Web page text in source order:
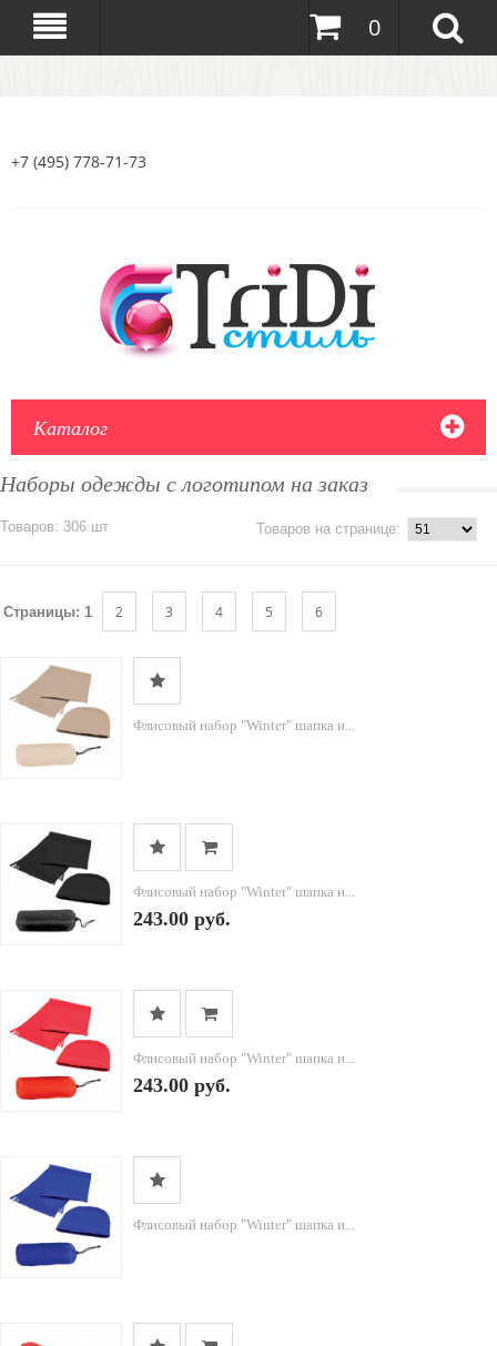
0
+7 (495) 778-71-73
Каталог
Наборы одежды с логотипом на заказ
Товаров: 306 шт Товаров на странице:
Страницы: 1 2 3 4 5 6
Флисовый набор "Winter" шапка и...
Флисовый набор "Winter" шапка и...
243.00 руб.
Флисовый набор "Winter" шапка и...
243.00 руб.
Флисовый набор "Winter" шапка и...